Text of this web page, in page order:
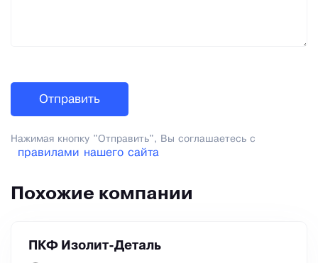
Нажимая кнопку "Отправить", Вы соглашаетесь с
правилами нашего сайта
Похожие компании
ПКФ Изолит-Деталь